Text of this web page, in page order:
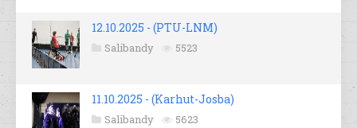
12.10.2025 - (PTU-LNM)
Salibandy 5523
11.10.2025 - (Karhut-Josba)
Salibandy 5623